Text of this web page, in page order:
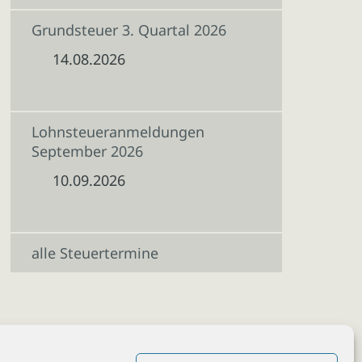
Grundsteuer 3. Quartal 2026
14.08.2026
Lohnsteueranmeldungen
September 2026
10.09.2026
alle Steuertermine